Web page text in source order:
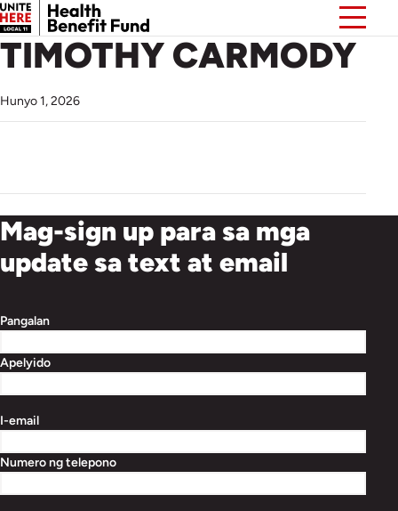
TIMOTHY CARMODY
Hunyo 1, 2026
Mag-sign up para sa mga
update sa text at email
Pangalan
Apelyido
I-email
Numero ng telepono